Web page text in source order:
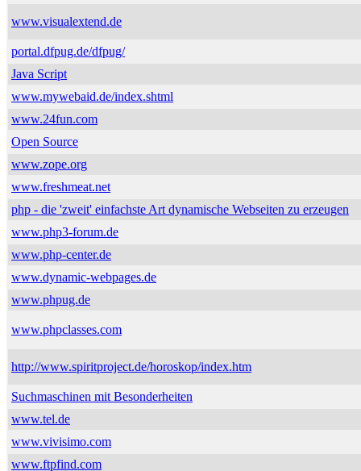
www.visualextend.de
portal.dfpug.de/dfpug/
Java Script
www.mywebaid.de/index.shtml
www.24fun.com
Open Source
www.zope.org
www.freshmeat.net
php - die 'zweit' einfachste Art dynamische Webseiten zu erzeugen
www.php3-forum.de
www.php-center.de
www.dynamic-webpages.de
www.phpug.de
www.phpclasses.com
http://www.spiritproject.de/horoskop/index.htm
Suchmaschinen mit Besonderheiten
www.tel.de
www.vivisimo.com
www.ftpfind.com